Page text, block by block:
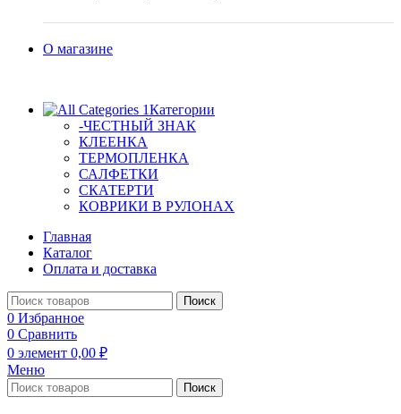
О магазине
Категории
-ЧЕСТНЫЙ ЗНАК
КЛЕЕНКА
ТЕРМОПЛЕНКА
САЛФЕТКИ
СКАТЕРТИ
КОВРИКИ В РУЛОНАХ
Главная
Каталог
Оплата и доставка
Поиск
0 Избранное
0 Сравнить
0 элемент 0,00 ₽
Меню
Поиск